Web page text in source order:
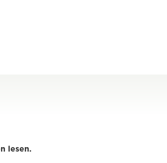
lesen.